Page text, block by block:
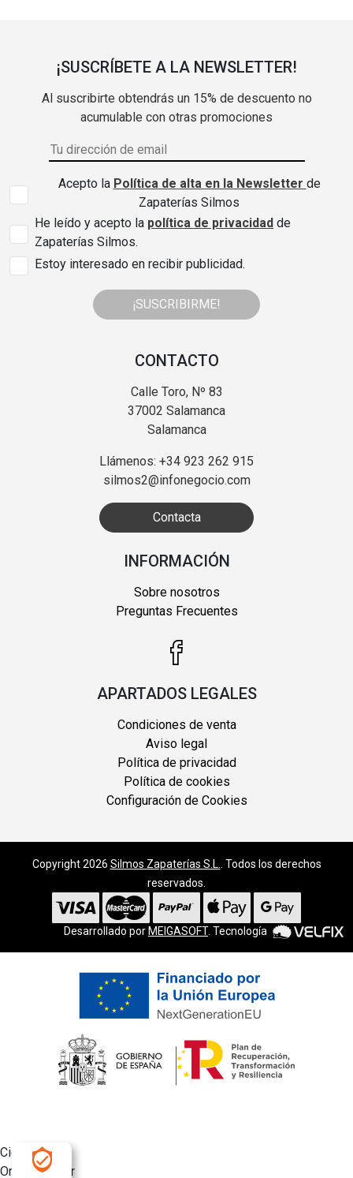
¡SUSCRÍBETE A LA NEWSLETTER!
Al suscribirte obtendrás un 15% de descuento no
acumulable con otras promociones
Acepto la Política de alta en la Newsletter de
Zapaterías Silmos
He leído y acepto la política de privacidad de
Zapaterías Silmos.
Estoy interesado en recibir publicidad.
¡SUSCRIBIRME!
CONTACTO
Calle Toro, Nº 83
37002 Salamanca
Salamanca
Llámenos: +34 923 262 915
silmos2@infonegocio.com
Contacta
INFORMACIÓN
Sobre nosotros
Preguntas Frecuentes
APARTADOS LEGALES
Condiciones de venta
Aviso legal
Política de privacidad
Política de cookies
Configuración de Cookies
Copyright 2026 Silmos Zapaterías S.L.
. Todos los derechos
reservados.
Desarrollado por MEIGASOFT. Tecnología
Cierra
Ordenado por